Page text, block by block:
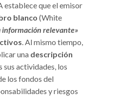
establece que el emisor
blanco (White
información relevante»
. Al mismo tiempo,
una descripción
sus actividades, los
los fondos del
y riesgos